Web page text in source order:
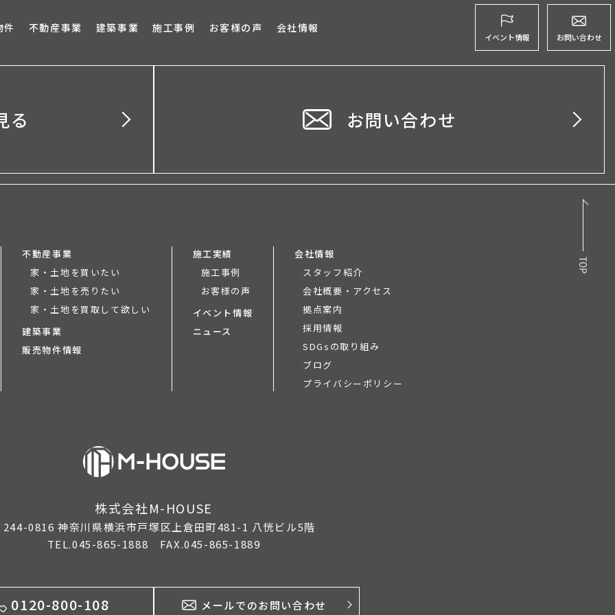
件 不動産事業 建築事業 施工事例 お客様の声 会社情報
イベント情報 お問い合わせ
る お問い合わせ
不動産事業
家・土地を買いたい
家・土地を売りたい
家・土地を買取して欲しい
建築事業
販売物件情報
施工実績
施工事例
お客様の声
イベント情報
ニュース
会社情報
スタッフ紹介
会社概要・アクセス
拠点案内
採用情報
SDGsの取り組み
ブログ
プライバシーポリシー
株式会社M-HOUSE
244-0816 神奈川県横浜市戸塚区上倉田町481-1 八恍ビル5階
TEL.045-865-1888 FAX.045-865-1889
0120-800-108 メールでのお問い合わせ